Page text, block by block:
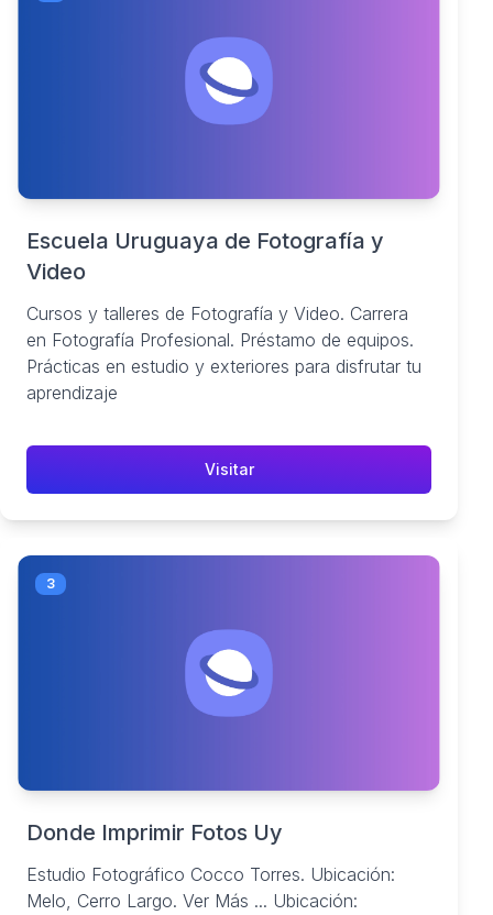
Escuela Uruguaya de Fotografía y
Video
Cursos y talleres de Fotografía y Video. Carrera
en Fotografía Profesional. Préstamo de equipos.
Prácticas en estudio y exteriores para disfrutar tu
aprendizaje
Visitar
3
Donde Imprimir Fotos Uy
Estudio Fotográfico Cocco Torres. Ubicación:
Melo, Cerro Largo. Ver Más ... Ubicación: